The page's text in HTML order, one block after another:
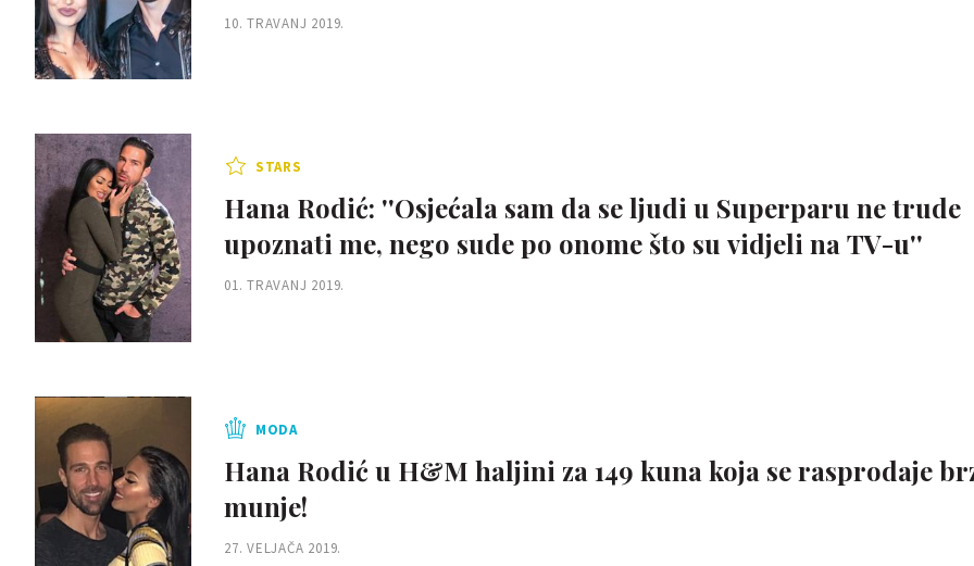
10. TRAVANJ 2019.
STARS
Hana Rodić: ''Osjećala sam da se ljudi u Superparu ne trude
upoznati me, nego sude po onome što su vidjeli na TV-u''
01. TRAVANJ 2019.
MODA
Hana Rodić u H&M haljini za 149 kuna koja se rasprodaje
munje!
27. VELJAČA 2019.